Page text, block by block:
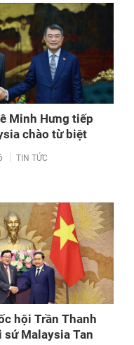
Minh Hưng tiếp
chào từ biệt
TIN TỨC
hội Trần Thanh
sứ Malaysia Tan